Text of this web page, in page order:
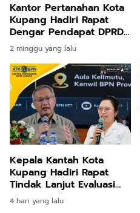
Kantor Pertanahan Kota
Kupang Hadiri Rapat
Dengar Pendapat DPRD
Kota Kupang
2 minggu yang lalu
Kepala Kantah Kota
Kupang Hadiri Rapat
Tindak Lanjut Evaluasi
Kinerja Program dan
Anggaran Triwulan II
4 hari yang lalu